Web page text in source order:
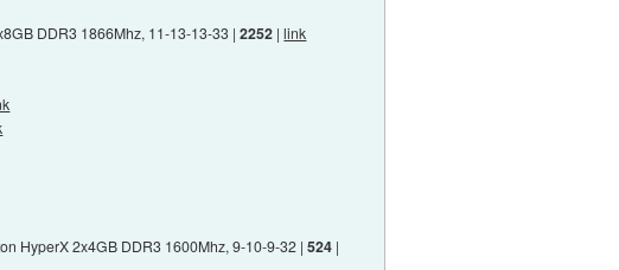
DDR3 1866Mhz, 11-13-13-33 |2252 |link
HyperX 2x4GB DDR3 1600Mhz, 9-10-9-32 |524 |